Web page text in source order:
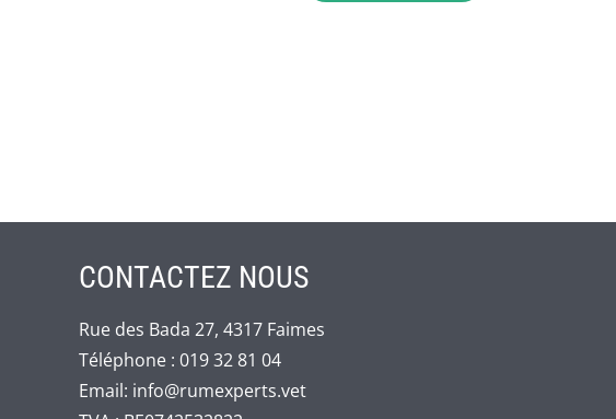
CONTACTEZ NOUS
Rue des Bada 27, 4317 Faimes
Téléphone : 019 32 81 04
Email: info@rumexperts.vet